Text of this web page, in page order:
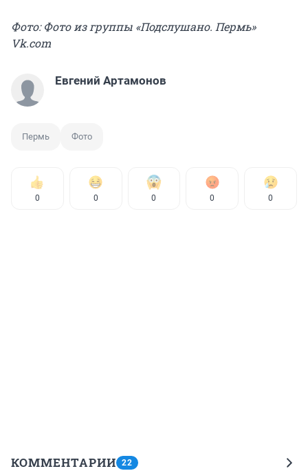
Фото: Фото из группы «Подслушано. Пермь»
Vk.com
Евгений Артамонов
Пермь Фото
0 0 0 0 0
КОММЕНТАРИИ 22